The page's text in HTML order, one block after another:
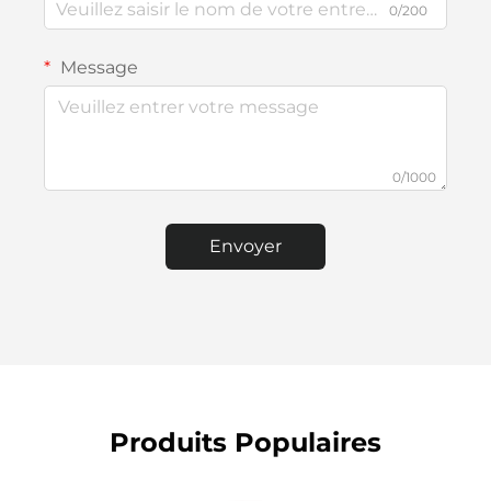
0/200
Message
0/1000
Envoyer
Produits Populaires